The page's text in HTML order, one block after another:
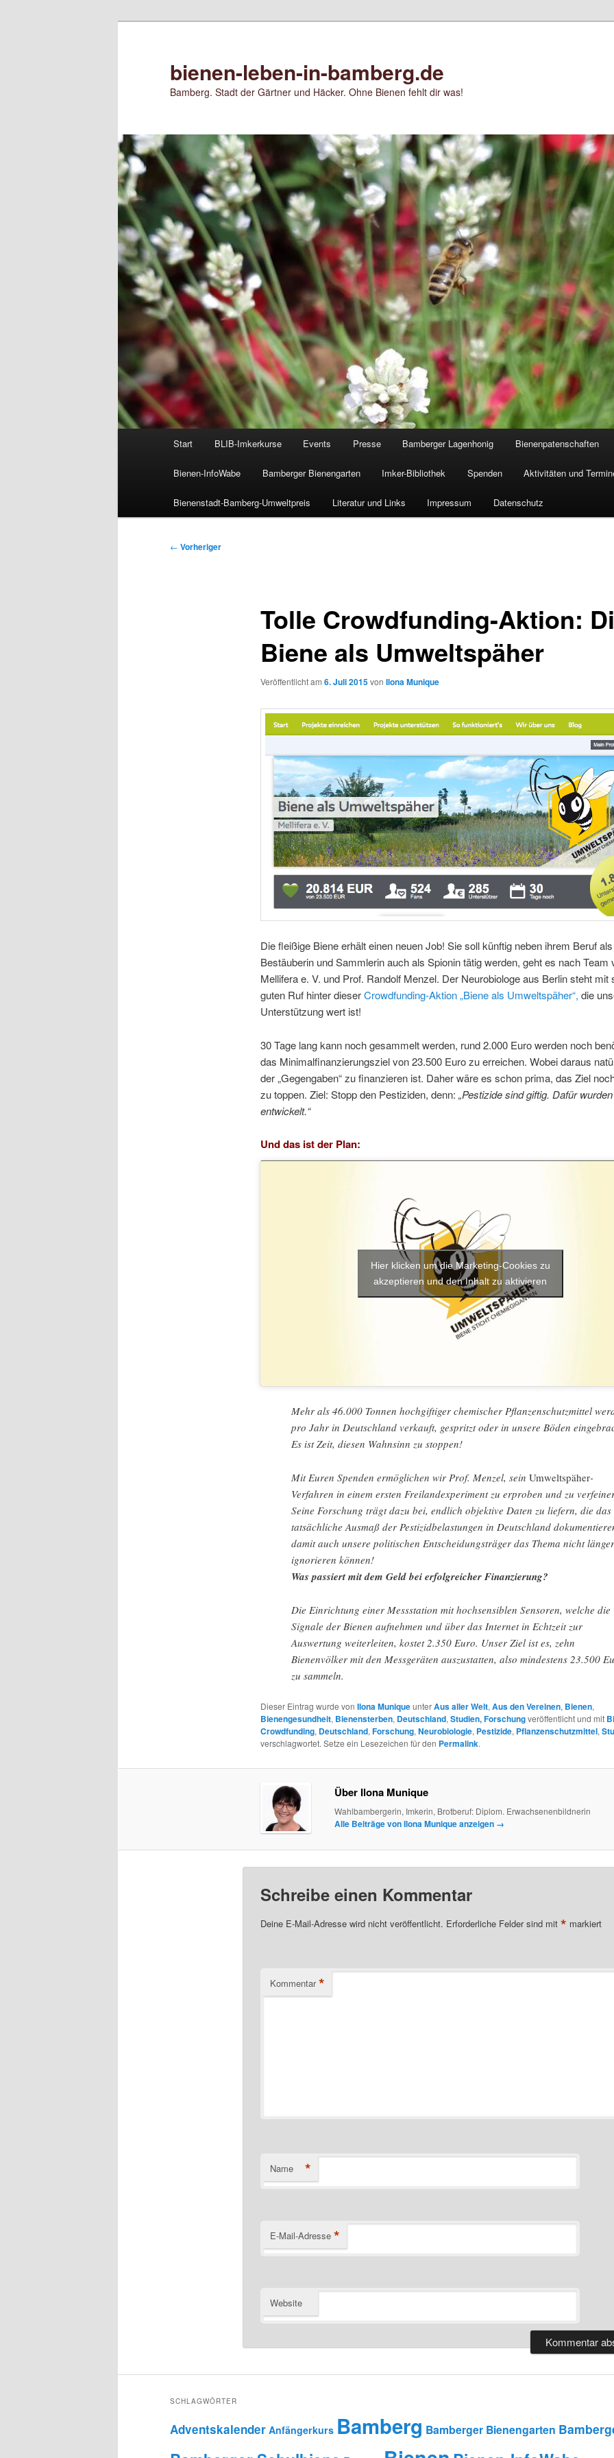
bienen-leben-in-bamberg.de
Bamberg. Stadt der Gärtner und Häcker. Ohne Bienen fehlt dir was!
Start BLIB-Imkerkurse Events Presse Bamberger Lagenhonig Bienenpatenschaften
Bienen-InfoWabe Bamberger Bienengarten Imker-Bibliothek Spenden Aktivitäten und
Bienenstadt-Bamberg-Umweltpreis Literatur und Links Impressum Datenschutz
Beitragsnavigation
← Vorheriger
Tolle Crowdfunding-Aktion:
Biene als Umweltspäher
Veröffentlicht am 6. Juli 2015von Ilona Munique
Die fleißige Biene erhält einen neuen Job! Sie soll künftig neben ihrem Beruf als
Bestäuberin und Sammlerin auch als Spionin tätig werden, geht es nach Team
Mellifera e. V. und Prof. Randolf Menzel. Der Neurobiologe aus Berlin steht mit
guten Ruf hinter dieserCrowdfunding-Aktion „Biene als Umweltspäher“, die
Unterstützung wert ist!
30 Tage lang kann noch gesammelt werden, rund 2.000 Euro werden noch
das Minimalfinanzierungsziel von 23.500 Euro zu erreichen. Wobei daraus
der „Gegengaben“ zu finanzieren ist. Daher wäre es schon prima, das Ziel
zu toppen. Ziel: Stopp den Pestiziden, denn: „Pestizide sind giftig. Dafür
entwickelt.“
Und das ist der Plan:
Hier klicken um die Marketing-Cookies zu
akzeptieren und den Inhalt zu aktivieren
Mehr als 46.000 Tonnen hochgiftiger chemischer Pflanzenschutzmittel
pro Jahr in Deutschland verkauft, gespritzt oder in unsere Böden
Es ist Zeit, diesen Wahnsinn zu stoppen!
Mit Euren Spenden ermöglichen wir Prof. Menzel, sein Umweltspäher-
Verfahren in einem ersten Freilandexperiment zu erproben und zu
Seine Forschung trägt dazu bei, endlich objektive Daten zu liefern, die das
tatsächliche Ausmaß der Pestizidbelastungen in Deutschland
damit auch unsere politischen Entscheidungsträger das Thema nicht länger
ignorieren können!
Was passiert mit dem Geld bei erfolgreicher Finanzierung?
Die Einrichtung einer Messstation mit hochsensiblen Sensoren, welche die
Signale der Bienen aufnehmen und über das Internet in Echtzeit zur
Auswertung weiterleiten, kostet 2.350 Euro. Unser Ziel ist es, zehn
Bienenvölker mit den Messgeräten auszustatten, also mindestens 23.500
zu sammeln.
Dieser Eintrag wurde von Ilona MuniqueunterAus aller Welt, Aus den Vereinen, Bienen,
Bienengesundheit, Bienensterben, Deutschland, Studien, Forschungveröffentlicht und mit
Crowdfunding, Deutschland, Forschung, Neurobiologie, Pestizide, Pflanzenschutzmittel,
verschlagwortet. Setze ein Lesezeichen für den Permalink.
Über Ilona Munique
Wahlbambergerin, Imkerin, Brotberuf: Diplom. Erwachsenenbildnerin
Alle Beiträge von Ilona Munique anzeigen →
Schreibe einen Kommentar
Deine E-Mail-Adresse wird nicht veröffentlicht. Erforderliche Felder sind mit * markiert
Kommentar *
Name *
E-Mail-Adresse *
Website
SCHLAGWÖRTER
Adventskalender Anfängerkurs Bamberg Bamberger Bienengarten